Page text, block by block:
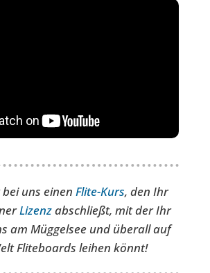
uns einen Flite-Kurs, den Ihr
Lizenzabschließt, mit der Ihr
am Müggelsee und überall auf
Fliteboards leihen könnt!